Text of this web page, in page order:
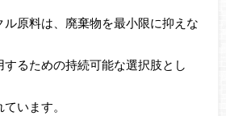
ル原料は、廃棄物を最小限に抑えな
するための持続可能な選択肢とし
います。